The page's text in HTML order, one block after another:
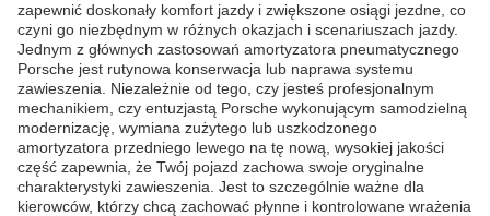
zapewnić doskonały komfort jazdy i zwiększone osiągi jezdne, co
czyni go niezbędnym w różnych okazjach i scenariuszach jazdy.
Jednym z głównych zastosowań amortyzatora pneumatycznego
Porsche jest rutynowa konserwacja lub naprawa systemu
zawieszenia. Niezależnie od tego, czy jesteś profesjonalnym
mechanikiem, czy entuzjastą Porsche wykonującym samodzielną
modernizację, wymiana zużytego lub uszkodzonego
amortyzatora przedniego lewego na tę nową, wysokiej jakości
część zapewnia, że Twój pojazd zachowa swoje oryginalne
charakterystyki zawieszenia. Jest to szczególnie ważne dla
kierowców, którzy chcą zachować płynne i kontrolowane wrażenia